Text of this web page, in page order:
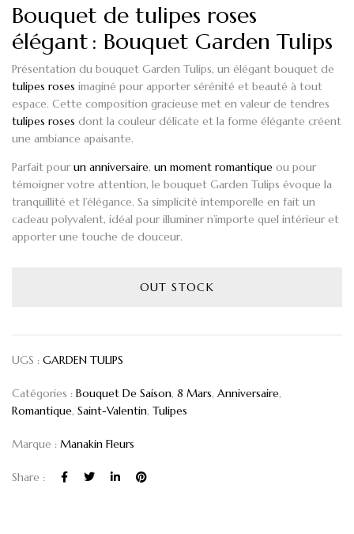
Bouquet de tulipes roses
élégant : Bouquet Garden Tulips
Présentation du bouquet Garden Tulips, un élégant bouquet de
tulipes roses imaginé pour apporter sérénité et beauté à tout
espace. Cette composition gracieuse met en valeur de tendres
tulipes roses dont la couleur délicate et la forme élégante créent
une ambiance apaisante.
Parfait pourun anniversaire, un moment romantique ou pour
témoigner votre attention, le bouquet Garden Tulips évoque la
tranquillité et l’élégance. Sa simplicité intemporelle en fait un
cadeau polyvalent, idéal pour illuminer n’importe quel intérieur et
apporter une touche de douceur.
OUT STOCK
UGS : GARDEN TULIPS
Catégories : Bouquet De Saison, 8 Mars, Anniversaire,
Romantique, Saint-Valentin, Tulipes
Marque : Manakin Fleurs
Share :